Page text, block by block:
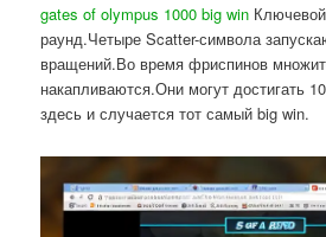
gates of olympus 1000 big win
раунд.Четыре Scatter-символа
вращений.Во время фриспинов
накапливаются.Они могут достигать
здесь и случается тот самый big win.